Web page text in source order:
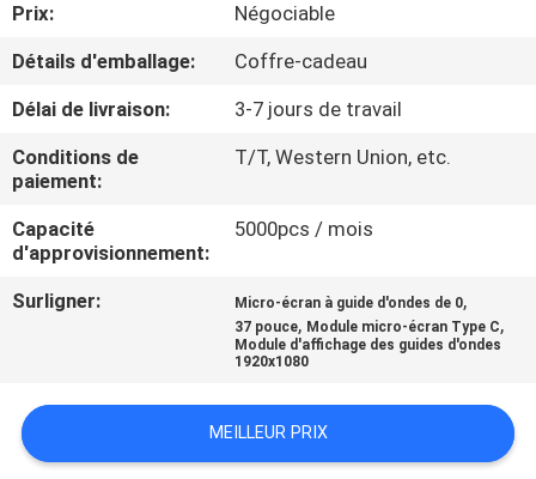
CONTRÔLE
DE
QUALITÉ
NOUVELLES
CAS
UNE
CITATION
Prix:
Négociable
Détails d'emballage:
Coffre-cadeau
Délai de livraison:
3-7 jours de travail
Conditions de
paiement:
T/T, Western Union, etc.
Capacité
d'approvisionnement:
5000pcs / mois
Surligner: Micro-écran à guide d'ondes de 0,
37 pouce, Module micro-écran Type C,
Module d'affichage des guides d'ondes
1920x1080
MEILLEUR PRIX